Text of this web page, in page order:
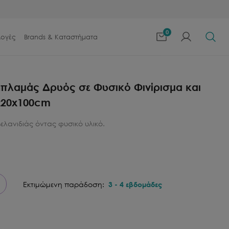
Brands & Καταστήματα
0
Δρυός σε Φυσικό Φινίρισμα και
όντας φυσικό υλικό.
Εκτιμώμενη παράδοση: 3 - 4 εβδομάδες